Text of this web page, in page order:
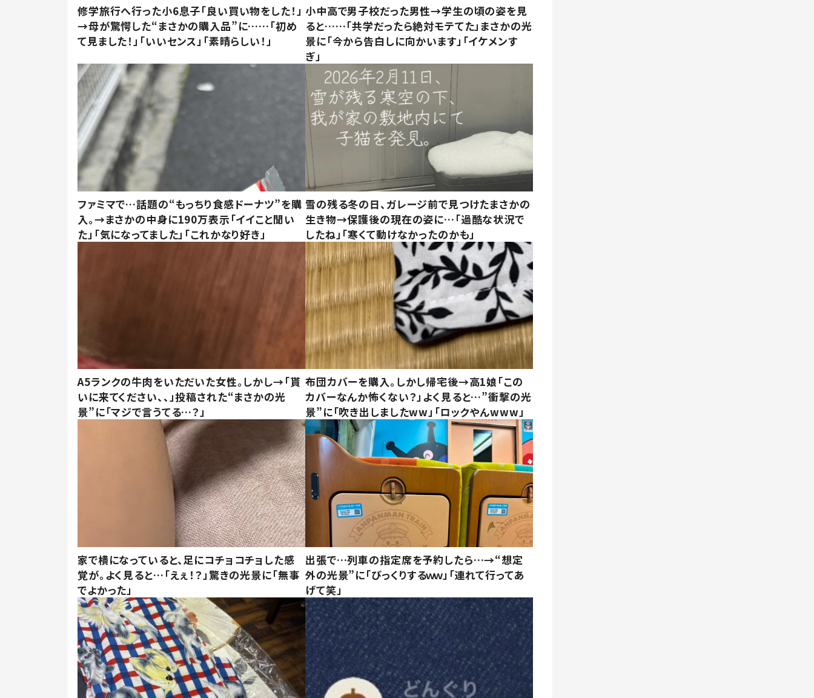
修学旅行へ行った小6息子「良い買い物をした！」
→母が驚愕した“まさかの購入品”に……「初め
て見ました！」「いいセンス」「素晴らしい！」
小中高で男子校だった男性→学生の頃の姿を見
ると……「共学だったら絶対モテてた」まさかの光
景に「今から告白しに向かいます」「イケメンす
ぎ」
ファミマで…話題の“もっちり食感ドーナツ”を購
入。→まさかの中身に190万表示「イイこと聞い
た」「気になってました」「これかなり好き」
雪の残る冬の日、ガレージ前で見つけたまさかの
生き物→保護後の現在の姿に…「過酷な状況で
したね」「寒くて動けなかったのかも」
A5ランクの牛肉をいただいた女性。しかし→「貰
いに来てください、、」投稿された“まさかの光
景”に「マジで言うてる…？」
布団カバーを購入。しかし帰宅後→高1娘「この
カバーなんか怖くない？」よく見ると…”衝撃の光
景”に「吹き出しましたww」「ロックやんwww」
家で横になっていると、足にコチョコチョした感
覚が。よく見ると…「えぇ！？」驚きの光景に「無事
でよかった」
出張で…列車の指定席を予約したら…→“想定
外の光景”に「びっくりするｗｗ」「連れて行ってあ
げて笑」